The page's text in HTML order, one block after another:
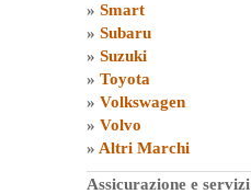
» Smart
» Subaru
» Suzuki
» Toyota
» Volkswagen
» Volvo
» Altri Marchi
Assicurazione e servizi